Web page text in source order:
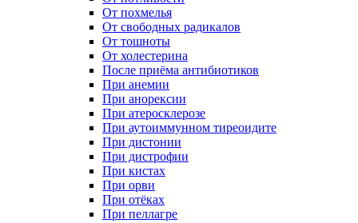
От похмелья
От свободных радикалов
От тошноты
От холестерина
После приёма антибиотиков
При анемии
При анорексии
При атеросклерозе
При аутоиммунном тиреоидите
При дистонии
При дистрофии
При кистах
При орви
При отёках
При пеллагре